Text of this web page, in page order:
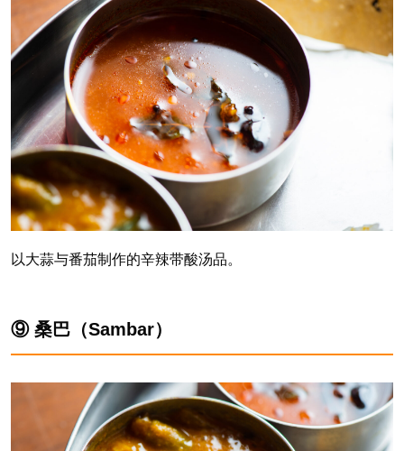
以大蒜与番茄制作的辛辣带酸汤品。
⑨ 桑巴（Sambar）